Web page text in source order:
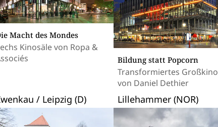
Macht des Mondes
Kinosäle von Ropa &
Bildung statt Popcorn
Transformiertes Großkino
von Daniel Dethier
/ Leipzig (D) Lillehammer (NOR)